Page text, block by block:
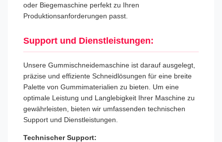
oder Biegemaschine perfekt zu Ihren
Produktionsanforderungen passt.
Support und Dienstleistungen:
Unsere Gummischneidemaschine ist darauf ausgelegt,
präzise und effiziente Schneidlösungen für eine breite
Palette von Gummimaterialien zu bieten. Um eine
optimale Leistung und Langlebigkeit Ihrer Maschine zu
gewährleisten, bieten wir umfassenden technischen
Support und Dienstleistungen.
Technischer Support: